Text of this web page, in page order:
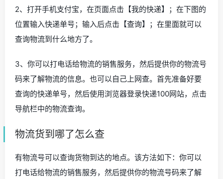
2、打开手机支付宝，在页面点击【我的快递】；在下图的
位置输入快递单号；输入后点击【查询】；在里面就可以
查询物流到什么地方了。
3、你可以打电话给物流的销售服务，然后提供你的物流号
码来了解物流的信息。也可以自己上网查。首先准备好要
查询的快递单号，然后使用浏览器登录快递100网站，点击
导航栏中的物流查询。
物流货到哪了怎么查
有物流号可以查询货物到达的地点。该方法如下：你可以
打电话给物流的销售服务，然后提供你的物流号码来了解